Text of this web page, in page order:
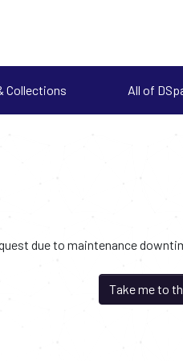
Collections All of
due to maintenance
Take me to